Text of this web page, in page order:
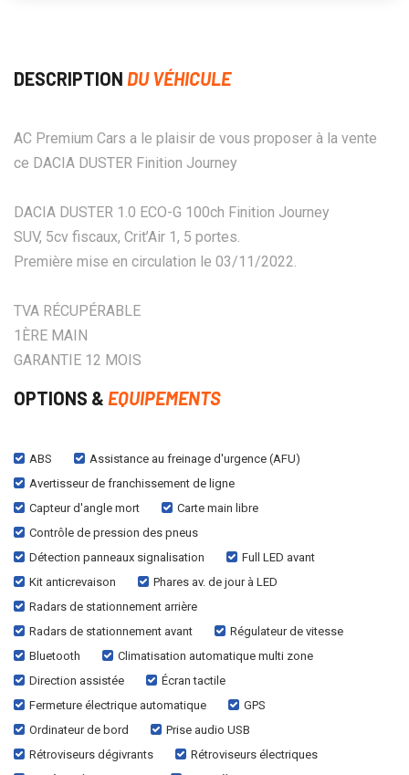
DESCRIPTION DU VÉHICULE
AC Premium Cars a le plaisir de vous proposer à la vente
ce DACIA DUSTER Finition Journey
DACIA DUSTER 1.0 ECO-G 100ch Finition Journey
SUV, 5cv fiscaux, Crit’Air 1, 5 portes.
Première mise en circulation le 03/11/2022.
TVA RÉCUPÉRABLE
1ÈRE MAIN
GARANTIE 12 MOIS
OPTIONS & EQUIPEMENTS
ABS
Assistance au freinage d'urgence (AFU)
Avertisseur de franchissement de ligne
Capteur d'angle mort
Carte main libre
Contrôle de pression des pneus
Détection panneaux signalisation
Full LED avant
Kit anticrevaison
Phares av. de jour à LED
Radars de stationnement arrière
Radars de stationnement avant
Régulateur de vitesse
Bluetooth
Climatisation automatique multi zone
Direction assistée
Écran tactile
Fermeture électrique automatique
GPS
Ordinateur de bord
Prise audio USB
Rétroviseurs dégivrants
Rétroviseurs électriques